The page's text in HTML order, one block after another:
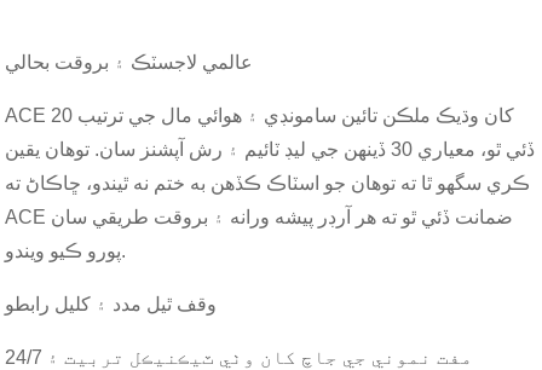
عالمي لاجسٽڪ ۽ بروقت بحالي
ACE 20 کان وڌيڪ ملڪن تائين سامونڊي ۽ هوائي مال جي ترتيب
ڏئي ٿو، معياري 30 ڏينهن جي ليڊ ٽائيم ۽ رش آپشنز سان. توهان يقين
ڪري سگهو ٿا ته توهان جو اسٽاڪ ڪڏهن به ختم نه ٿيندو، ڇاڪاڻ ته
ACE ضمانت ڏئي ٿو ته هر آرڊر پيشه ورانه ۽ بروقت طريقي سان
پورو ڪيو ويندو.
وقف ٿيل مدد ۽ کليل رابطو
مفت نموني جي جاچ کان وٺي ٽيڪنيڪل تربيت ۽ 24/7